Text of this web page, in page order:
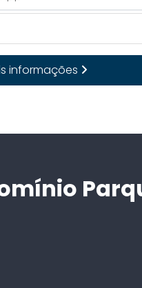
informações